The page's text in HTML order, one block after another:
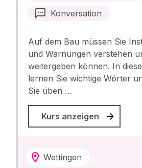
Konversation
Auf dem Bau müssen Sie
und Warnungen verstehen
weitergeben können. In
lernen Sie wichtige Wörter
Sie üben …
Kurs anzeigen
Wettingen